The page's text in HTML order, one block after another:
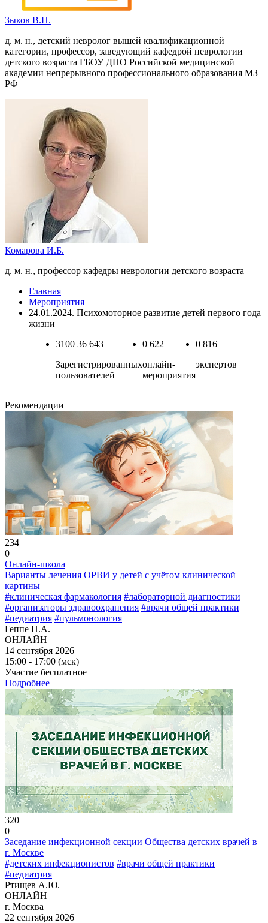
Зыков В.П.
д. м. н., детский невролог вышей квалификационной
категории, профессор, заведующий кафедрой неврологии
детского возраста ГБОУ ДПО Российской медицинской
академии непрерывного профессионального образования МЗ
РФ
Комарова И.Б.
д. м. н., профессор кафедры неврологии детского возраста
Главная
Мероприятия
24.01.2024. Психомоторное развитие детей первого года
жизни
3100 36 643
Зарегистрированных
пользователей
0 622
онлайн-
мероприятия
0 816
экспертов
Рекомендации
234
0
Онлайн-школа
Варианты лечения ОРВИ у детей с учётом клинической
картины
#клиническая фармакология #лабораторной диагностики
#организаторы здравоохранения #врачи общей практики
#педиатрия #пульмонология
Геппе Н.А.
ОНЛАЙН
14 сентября 2026
15:00 - 17:00 (мск)
Участие бесплатное
Подробнее
320
0
Заседание инфекционной секции Общества детских врачей в
г. Москве
#детских инфекционистов #врачи общей практики
#педиатрия
Ртищев А.Ю.
ОНЛАЙН
г. Москва
22 сентября 2026